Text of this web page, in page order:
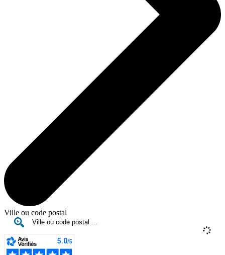
Ville ou code postal